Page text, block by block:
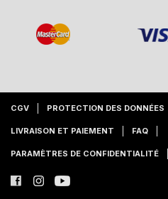
CGV PROTECTION DES DONNÉES
LIVRAISON ET PAIEMENT FAQ
PARAMÈTRES DE CONFIDENTIALITÉ